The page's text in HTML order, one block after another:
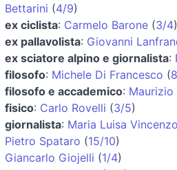
Bettarini (4/9)
ex ciclista: Carmelo Barone (3/4)
ex pallavolista: Giovanni
ex sciatore alpino e giornalista:
filosofo: Michele Di Francesco (
filosofo e accademico: Maurizio
fisico: Carlo Rovelli (3/5)
giornalista: Maria Luisa
Pietro Spataro (15/10)
Giancarlo Giojelli (1/4)